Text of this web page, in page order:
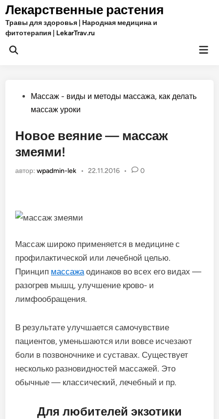
Перейти
содержимому
Лекарственные растения
Травы для здоровья | Народная медицина и
фитотерапия | LekarTrav.ru
Открыть
Опубликовано
Массаж - виды и методы массажа, как делать
массаж уроки
Новое веяние — массаж
змеями!
автор:wpadmin-lek • 22.11.2016 • 0
Массаж широко применяется в медицине с
профилактической или лечебной целью.
Принцип массажа одинаков во всех его видах —
разогрев мышц, улучшение крово- и
лимфообращения.
В результате улучшается самочувствие
пациентов, уменьшаются или вовсе исчезают
боли в позвоночнике и суставах. Существует
несколько разновидностей массажей. Это
обычные — классический, лечебный и пр.
Для любителей экзотики